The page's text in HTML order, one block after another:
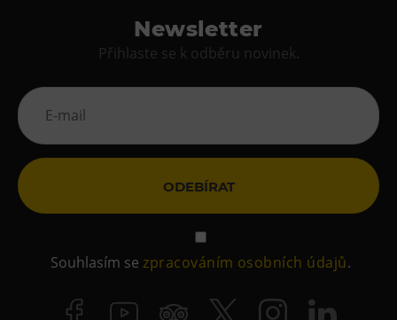
Newsletter
Přihlaste se k odběru novinek.
ODEBÍRAT
Souhlasím sezpracováním osobních údajů.